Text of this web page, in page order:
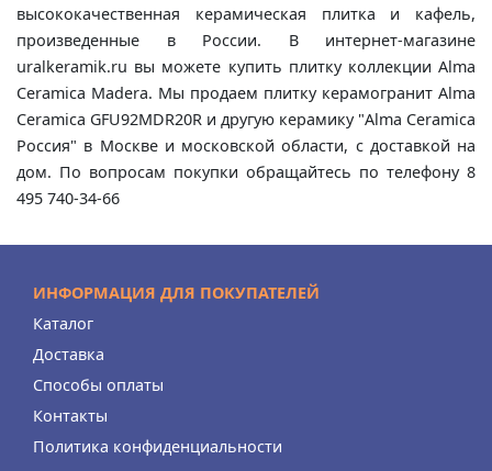
высококачественная керамическая плитка и кафель,
произведенные в России. В интернет-магазине
uralkeramik.ru вы можете купить плитку коллекции Alma
Ceramica Madera. Мы продаем плитку керамогранит Alma
Ceramica GFU92MDR20R и другую керамику "Alma Ceramica
Россия" в Москве и московской области, с доставкой на
дом. По вопросам покупки обращайтесь по телефону 8
495 740-34-66
ИНФОРМАЦИЯ ДЛЯ ПОКУПАТЕЛЕЙ
Каталог
Доставка
Способы оплаты
Контакты
Политика конфиденциальности